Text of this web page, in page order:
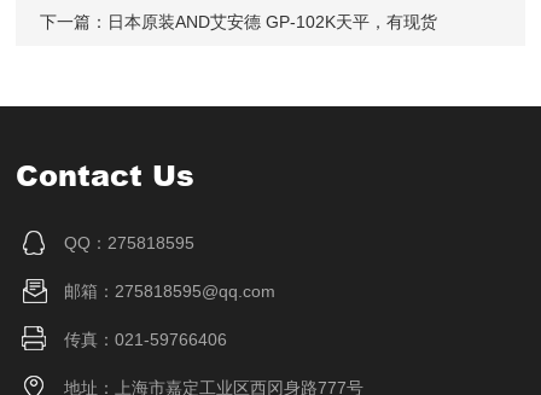
下一篇： 日本原装AND艾安德 GP-102K天平，有现货
Contact Us
QQ：275818595
邮箱：275818595@qq.com
传真：021-59766406
地址：上海市嘉定工业区西冈身路777号